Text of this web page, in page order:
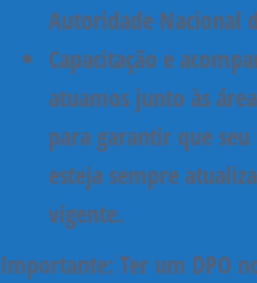
Autoridade Nacional
Capacitação e
atuamos junto às
para garantir que
esteja sempre
vigente.
Importante: Ter um DPO